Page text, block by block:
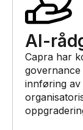
AI-
Capra har
governance
innføring